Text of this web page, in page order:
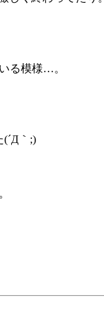
る模様…。
｀;)